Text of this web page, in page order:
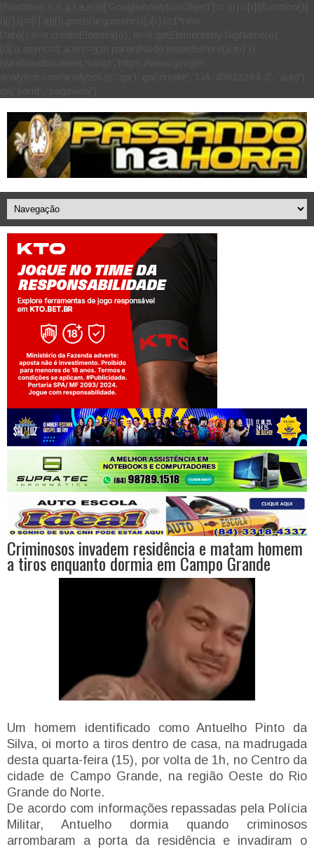
Jogue com responsabilidade. 18+
Criminosos invadem residência e matam homem
a tiros enquanto dormia em Campo Grande
Um homem identificado como Antuelho Pinto da
Silva, oi morto a tiros dentro de casa, na madrugada
desta quarta-feira (15), por volta de 1h, no Centro da
cidade de Campo Grande, na região Oeste do Rio
Grande do Norte.
De acordo com informações repassadas pela Polícia
Militar, Antuelho dormia quando criminosos
arrombaram a porta da residência e invadiram o